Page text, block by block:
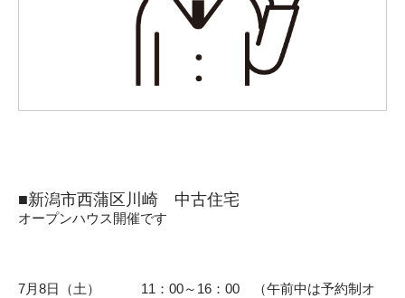
■新潟市西蒲区川崎 中古住宅
オープンハウス開催です
7月8日（土） 11：00～16：00 （午前中は予約制オ